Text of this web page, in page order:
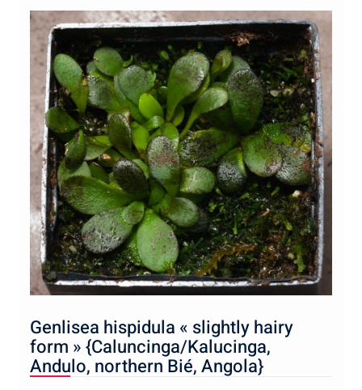
Genlisea hispidula « slightly hairy
form » {Caluncinga/Kalucinga,
Andulo, northern Bié, Angola}